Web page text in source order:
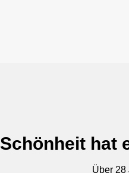
Schönheit hat
Über 28